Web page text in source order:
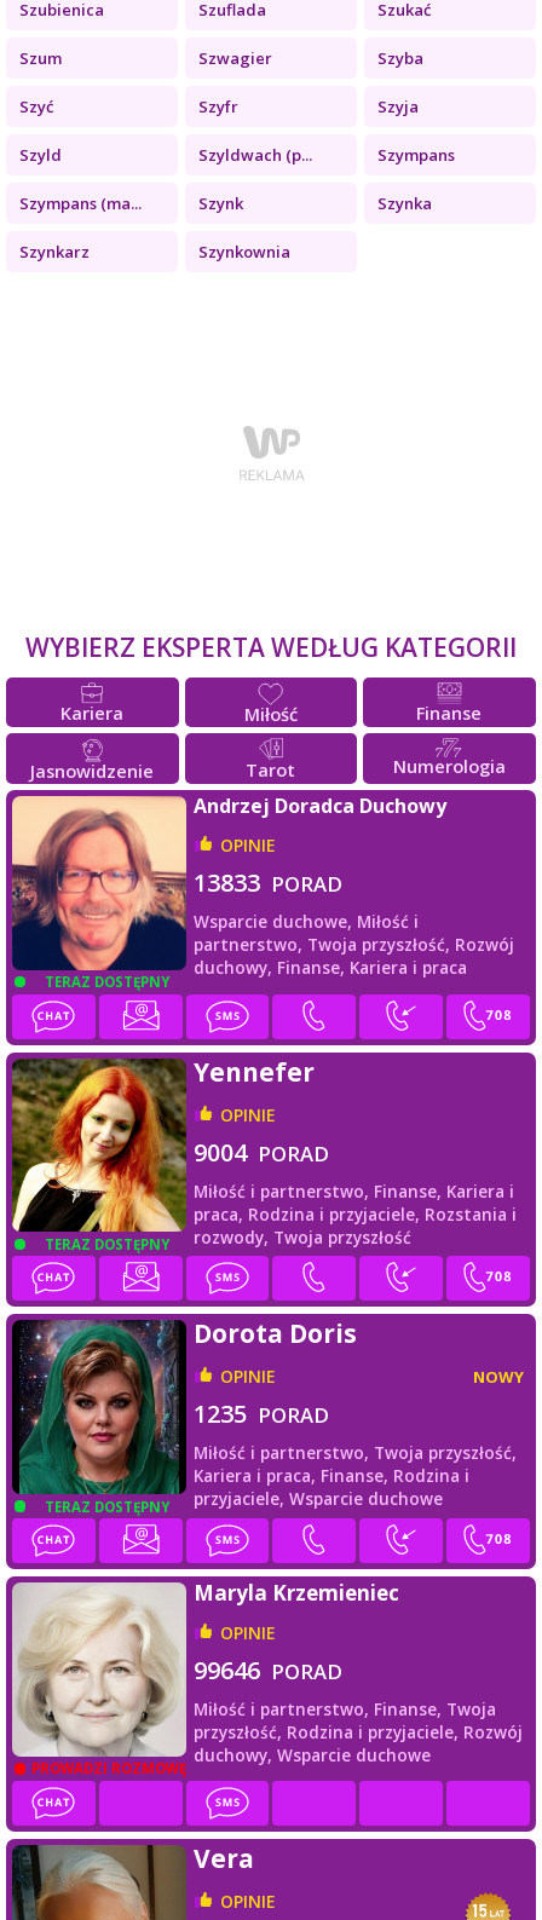
Szubienica Szuflada Szukać
Szum Szwagier Szyba
Szyć Szyfr Szyja
Szyld Szyldwach (p... Szympans
Szympans (ma... Szynk Szynka
Szynkarz Szynkownia
WYBIERZ EKSPERTA WEDŁUG KATEGORII
Kariera Miłość Finanse
Jasnowidzenie Tarot Numerologia
TERAZ DOSTĘPNY
Andrzej Doradca Duchowy
OPINIE
13833 PORAD
Wsparcie duchowe, Miłość i
partnerstwo, Twoja przyszłość, Rozwój
duchowy, Finanse, Kariera i praca
TERAZ DOSTĘPNY
Yennefer
OPINIE
9004 PORAD
Miłość i partnerstwo, Finanse, Kariera i
praca, Rodzina i przyjaciele, Rozstania i
rozwody, Twoja przyszłość
TERAZ DOSTĘPNY
Dorota Doris
OPINIE NOWY
1235 PORAD
Miłość i partnerstwo, Twoja przyszłość,
Kariera i praca, Finanse, Rodzina i
przyjaciele, Wsparcie duchowe
PROWADZI ROZMOWĘ
Maryla Krzemieniec
OPINIE
99646 PORAD
Miłość i partnerstwo, Finanse, Twoja
przyszłość, Rodzina i przyjaciele, Rozwój
duchowy, Wsparcie duchowe
Vera
OPINIE